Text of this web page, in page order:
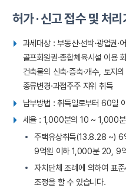
허가 · 신고 접수 및 처
과세대상 : 부동산·선박·광업권·
골프회원권·종합체육시설 이용
건축물의 신축·증축·개수, 토지
종류변경·과점주주 지위 취득
납부방법 : 취득일로부터 60일
세율 : 1,000분의 10 ~ 1,000
주택유상취득(13.8.28 ~) 6
9억원 이하 1,000분 20, 9
자치단체 조례에 의하여 표
조정을 할 수 있습니다.